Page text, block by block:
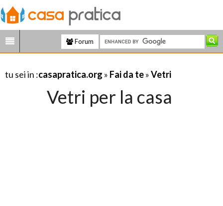
Forum
tu sei in :casapratica.org » Fai da te»Vetri
Vetri per la casa